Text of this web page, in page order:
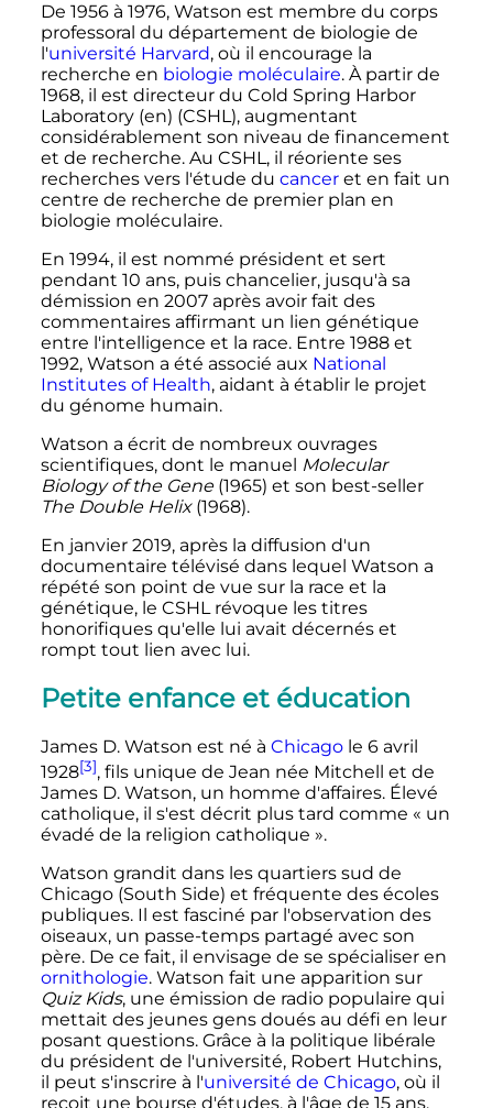
De 1956 à 1976, Watson est membre du corps
professoral du département de biologie de
l'université Harvard, où il encourage la
recherche en biologie moléculaire. À partir de
1968, il est directeur du Cold Spring Harbor
Laboratory (en) (CSHL), augmentant
considérablement son niveau de financement
et de recherche. Au CSHL, il réoriente ses
recherches vers l'étude du canceret en fait un
centre de recherche de premier plan en
biologie moléculaire.
En 1994, il est nommé président et sert
pendant 10 ans, puis chancelier, jusqu'à sa
démission en 2007 après avoir fait des
commentaires affirmant un lien génétique
entre l'intelligence et la race. Entre 1988 et
1992, Watson a été associé aux National
Institutes of Health, aidant à établir le projet
du génome humain.
Watson a écrit de nombreux ouvrages
scientifiques, dont le manuel Molecular
Biology of the Gene(1965) et son best-seller
The Double Helix(1968).
En janvier 2019, après la diffusion d'un
documentaire télévisé dans lequel Watson a
répété son point de vue sur la race et la
génétique, le CSHL révoque les titres
honorifiques qu'elle lui avait décernés et
rompt tout lien avec lui.
Petite enfance et éducation
James D. Watson est né à Chicagole 6 avril
1928[3], fils unique de Jean née Mitchell et de
James D. Watson, un homme d'affaires. Élevé
catholique, il s'est décrit plus tard comme « un
évadé de la religion catholique ».
Watson grandit dans les quartiers sud de
Chicago (South Side) et fréquente des écoles
publiques. Il est fasciné par l'observation des
oiseaux, un passe-temps partagé avec son
père. De ce fait, il envisage de se spécialiser en
ornithologie. Watson fait une apparition sur
Quiz Kids, une émission de radio populaire qui
mettait des jeunes gens doués au défi en leur
posant questions. Grâce à la politique libérale
du président de l'université, Robert Hutchins,
il peut s'inscrire à l'université de Chicago, où il
reçoit une bourse d'études, à l'âge de 15 ans.